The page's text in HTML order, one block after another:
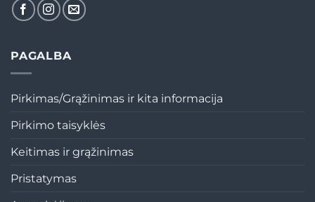
PAGALBA
Pirkimas/Grąžinimas ir kita informacija
Pirkimo taisyklės
Keitimas ir grąžinimas
Pristatymas